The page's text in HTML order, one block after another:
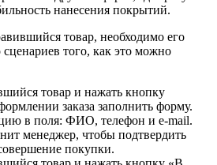
нанесения покрытий.
товар, необходимо его
сценариев того, как это можно
товар и нажать кнопку
заказа заполнить форму.
в поля: ФИО, телефон и e-mail.
менеджер, чтобы подтвердить
покупки.